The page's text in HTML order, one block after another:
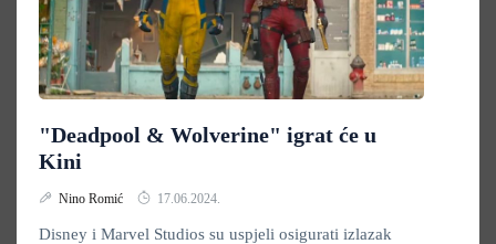
"Deadpool & Wolverine" igrat će u
Kini
Nino Romić 17.06.2024.
Disney i Marvel Studios su uspjeli osigurati izlazak